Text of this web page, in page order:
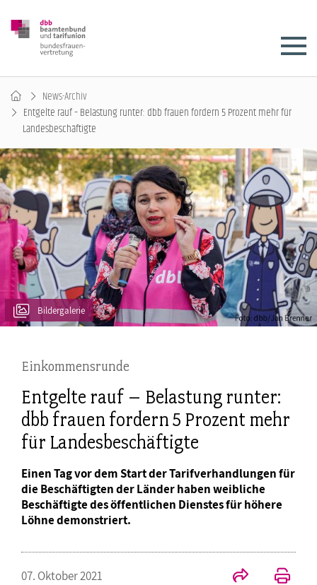
News-Archiv
Entgelte rauf – Belastung runter: dbb frauen fordern 5 Prozent mehr für
Landesbeschäftigte
Bildergalerie
Einkommensrunde
Entgelte rauf – Belastung runter:
dbb frauen fordern 5 Prozent mehr
für Landesbeschäftigte
Einen Tag vor dem Start der Tarifverhandlungen für
die Beschäftigten der Länder haben weibliche
Beschäftigte des öffentlichen Dienstes für höhere
Löhne demonstriert.
07. Oktober 2021